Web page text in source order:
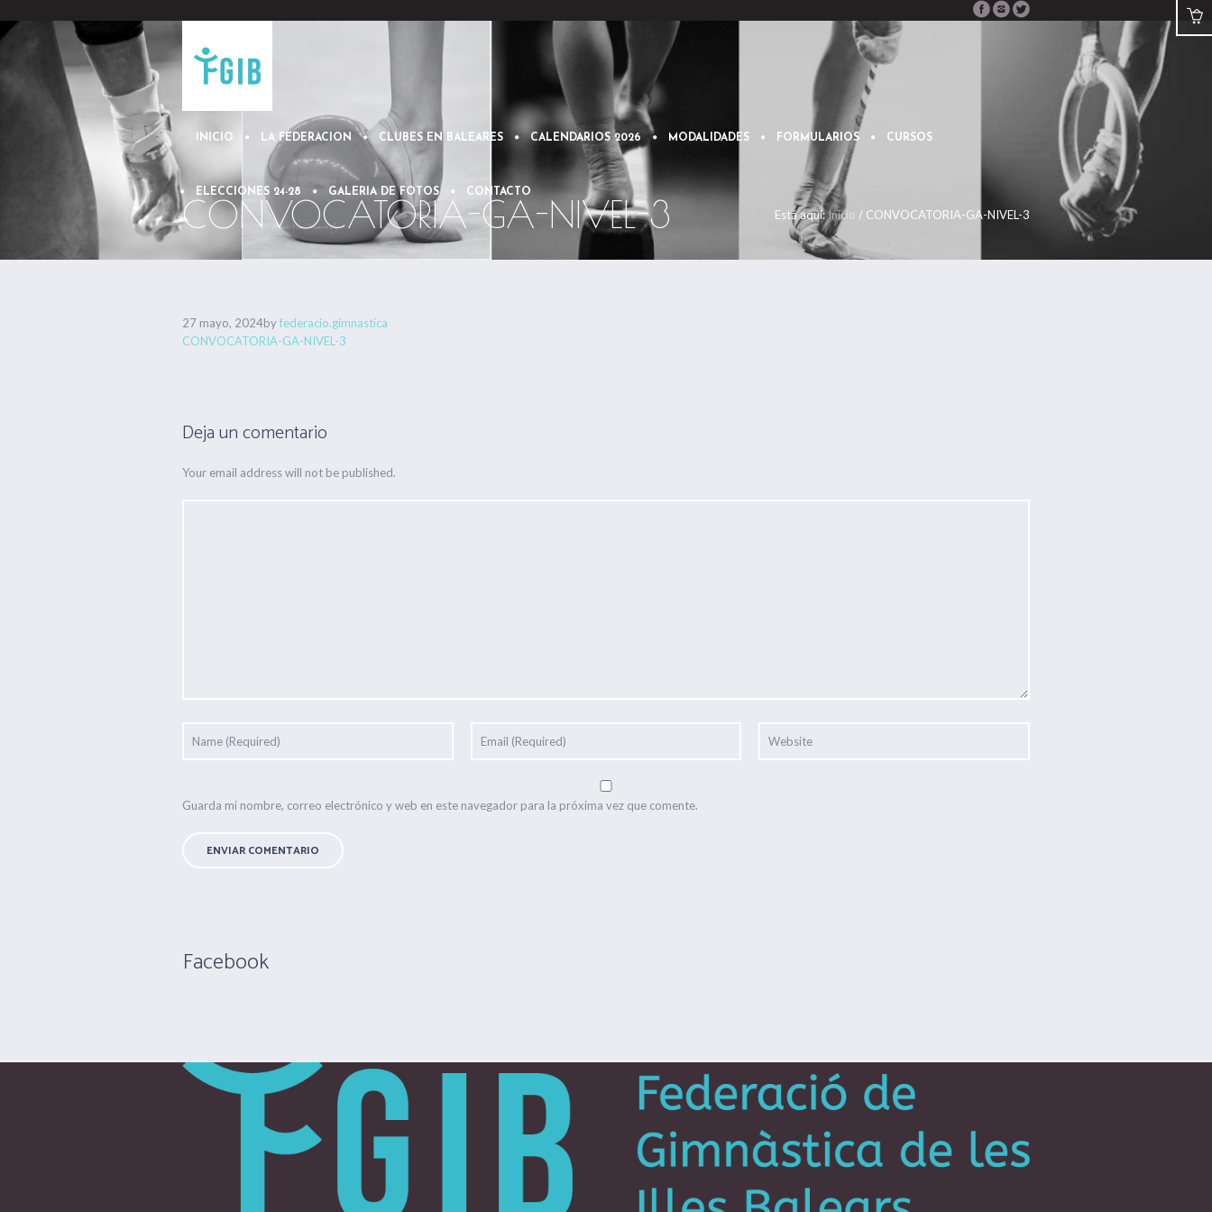
INICIO LA FEDERACION CLUBES EN BALEARES CALENDARIOS 2026 MODALIDADES FORMULARIOS CURSOS
ELECCIONES 24-28 GALERIA DE FOTOS CONTACTO
CONVOCATORIA-GA-NIVEL-3 Está aquí:Inicio / CONVOCATORIA-GA-NIVEL-3
27 mayo, 2024byfederacio.gimnastica
CONVOCATORIA-GA-NIVEL-3
Deja un comentario
Your email address will not be published.
Guarda mi nombre, correo electrónico y web en este navegador para la próxima vez que comente.
Facebook